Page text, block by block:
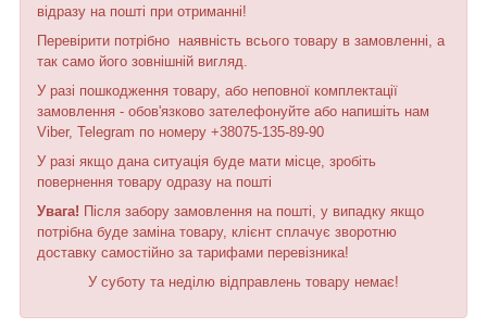
відразу на пошті при отриманні!
Перевірити потрібно наявність всього товару в замовленні, а
так само його зовнішній вигляд.
У разі пошкодження товару, або неповної комплектації
замовлення - обов'язково зателефонуйте або напишіть нам
Viber, Telegram по номеру +38075-135-89-90
У разі якщо дана ситуація буде мати місце, зробіть
повернення товару одразу на пошті
Увага! Після забору замовлення на пошті, у випадку якщо
потрібна буде заміна товару, клієнт сплачує зворотню
доставку самостійно за тарифами перевізника!
У суботу та неділю відправлень товару немає!